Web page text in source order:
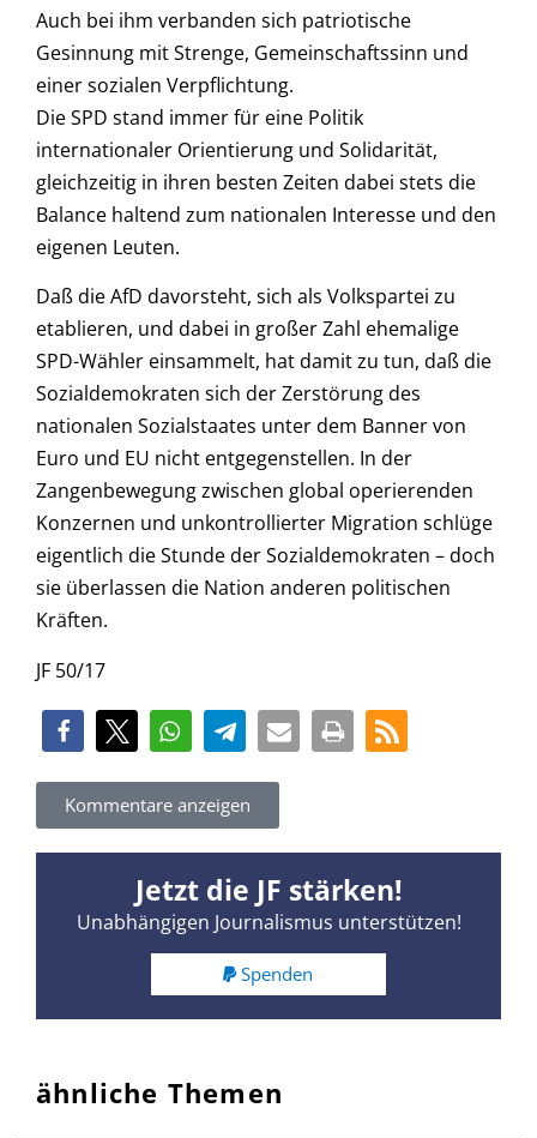
Auch bei ihm verbanden sich patriotische
Gesinnung mit Strenge, Gemeinschaftssinn und
einer sozialen Verpflichtung.
Die SPD stand immer für eine Politik
internationaler Orientierung und Solidarität,
gleichzeitig in ihren besten Zeiten dabei stets die
Balance haltend zum nationalen Interesse und den
eigenen Leuten.
Daß die AfD davorsteht, sich als Volkspartei zu
etablieren, und dabei in großer Zahl ehemalige
SPD-Wähler einsammelt, hat damit zu tun, daß die
Sozialdemokraten sich der Zerstörung des
nationalen Sozialstaates unter dem Banner von
Euro und EU nicht entgegenstellen. In der
Zangenbewegung zwischen global operierenden
Konzernen und unkontrollierter Migration schlüge
eigentlich die Stunde der Sozialdemokraten – doch
sie überlassen die Nation anderen politischen
Kräften.
JF 50/17
Kommentare anzeigen
Jetzt die JF stärken!
Unabhängigen Journalismus unterstützen!
Spenden
ähnliche Themen